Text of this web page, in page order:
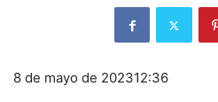
8 de mayo de 202312:36